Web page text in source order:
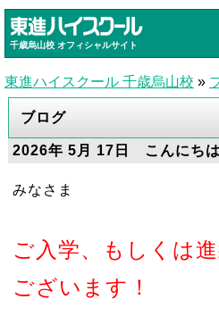
千歳烏山校 オフィシャルサイト
東進ハイスクール 千歳烏山校 »
ブログ
2026年 5月 17日 こんにちは
みなさま
ご入学、もしくは
ございます！